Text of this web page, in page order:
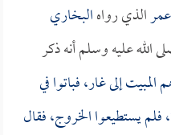
الذي رواهالبخاري
الله عليه وسلم أنه ذكر
إلى غار، فباتوا في
يستطيعوا الخروج، فقال